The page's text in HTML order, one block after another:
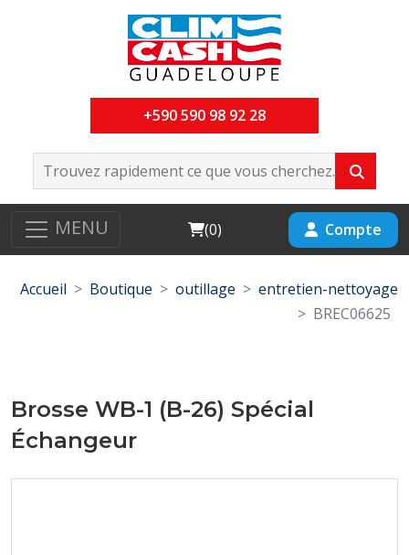
+590 590 98 92 28
MENU Cart
(0) Compte
Accueil Boutique outillage
entretien-nettoyage
BREC06625
Brosse WB-1 (B-26) Spécial
Échangeur